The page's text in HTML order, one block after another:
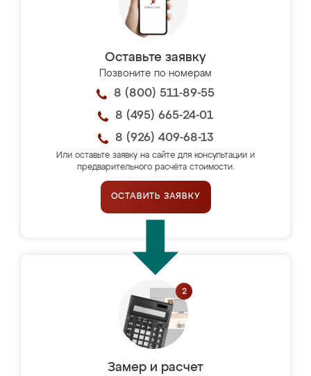
Оставьте заявку
Позвоните по номерам
8 (800) 511-89-55
8 (495) 665-24-01
8 (926) 409-68-13
Или оставьте заявку на сайте для консультации и
предварительного расчёта стоимости.
ОСТАВИТЬ ЗАЯВКУ
Замер и расчет